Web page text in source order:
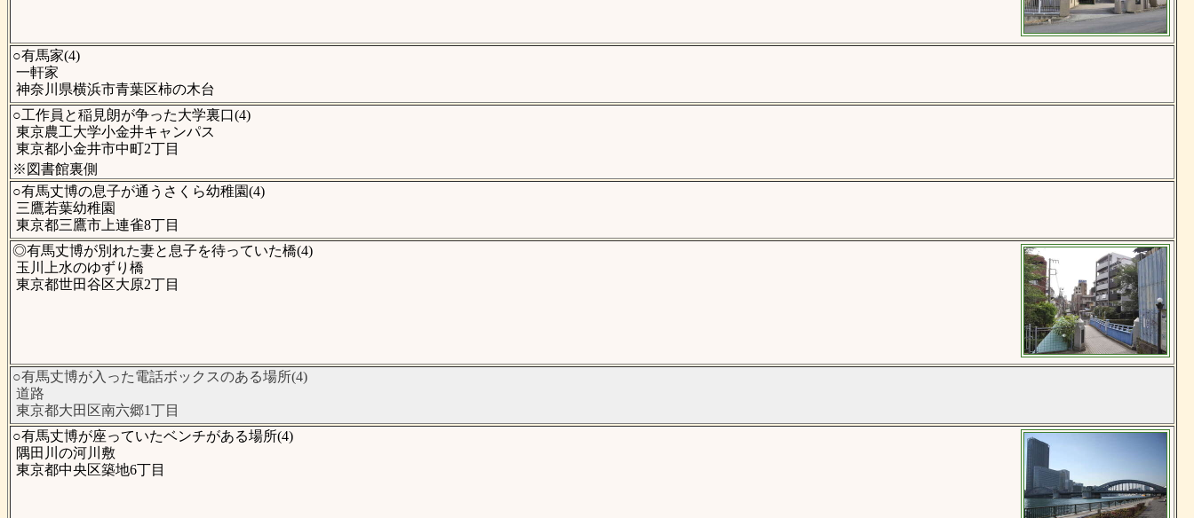
○有馬家(4)
一軒家
神奈川県横浜市青葉区柿の木台
○工作員と稲見朗が争った大学裏口(4)
東京農工大学小金井キャンパス
東京都小金井市中町2丁目
※図書館裏側
○有馬丈博の息子が通うさくら幼稚園(4)
三鷹若葉幼稚園
東京都三鷹市上連雀8丁目
◎有馬丈博が別れた妻と息子を待っていた橋(4)
玉川上水のゆずり橋
東京都世田谷区大原2丁目
○有馬丈博が入った電話ボックスのある場所(4)
道路
東京都大田区南六郷1丁目
○有馬丈博が座っていたベンチがある場所(4)
隅田川の河川敷
東京都中央区築地6丁目